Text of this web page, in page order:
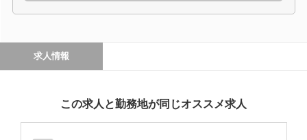
求人情報
この求人と勤務地が同じオススメ求人